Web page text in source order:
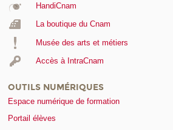
HandiCnam
La boutique du Cnam
Musée des arts et métiers
Accès à IntraCnam
OUTILS NUMÉRIQUES
Espace numérique de formation
Portail élèves